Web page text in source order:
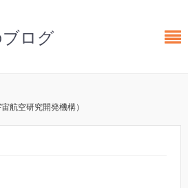
ログ
航空研究開発機構）